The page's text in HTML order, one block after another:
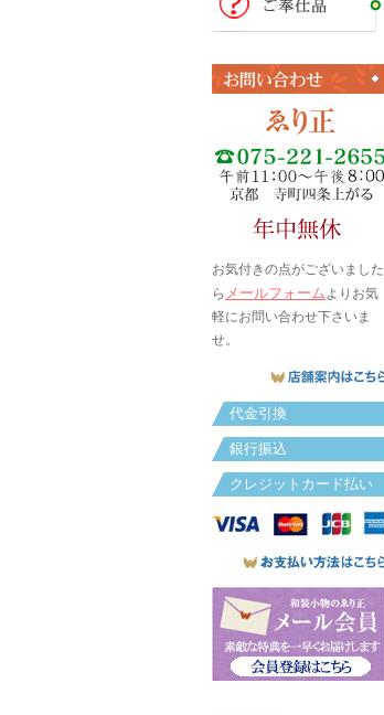
お気付きの点がございました
ら メールフォームよりお気
軽にお問い合わせ下さいま
せ。
代金引換
銀行振込
クレジットカード払い